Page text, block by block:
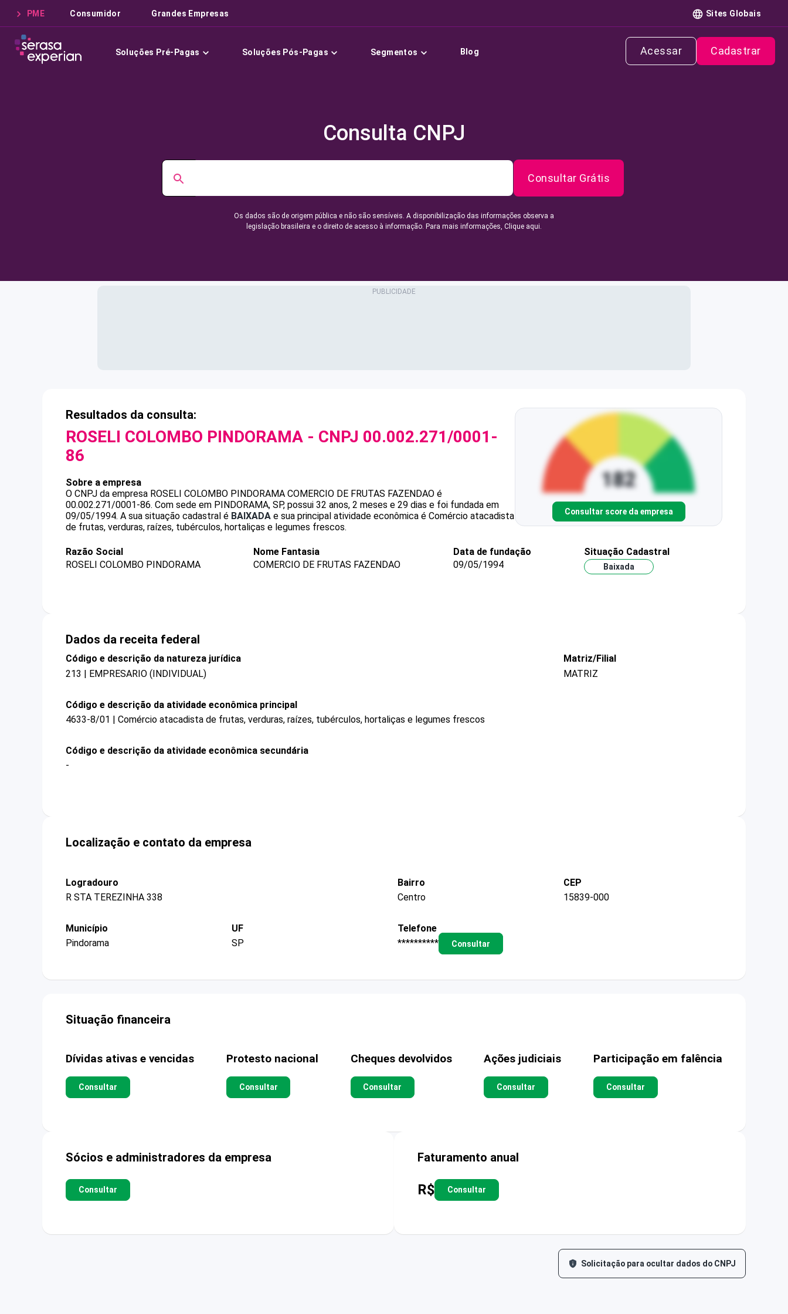
PME Consumidor Grandes Empresas Sites Globais
Soluções Pré-Pagas Soluções Pós-Pagas Segmentos Blog Acessar Cadastrar
Consulta CNPJ
Consultar Grátis
Os dados são de origem pública e não são sensíveis. A disponibilização das informações observa a
legislação brasileira e o direito de acesso à informação. Para mais informações, Clique aqui.
Resultados da consulta:
ROSELI COLOMBO PINDORAMA - CNPJ 00.002.271/0001-
86
Sobre a empresa
O CNPJ da empresa ROSELI COLOMBO PINDORAMA COMERCIO DE FRUTAS FAZENDAO é
00.002.271/0001-86. Com sede em PINDORAMA, SP, possui 32 anos, 2 meses e 29 dias e foi fundada em
09/05/1994. A sua situação cadastral é BAIXADA e sua principal atividade econômica é Comércio atacadista
de frutas, verduras, raízes, tubérculos, hortaliças e legumes frescos.
Consultar score da empresa
Razão Social
ROSELI COLOMBO PINDORAMA
Nome Fantasia
COMERCIO DE FRUTAS FAZENDAO
Data de fundação
09/05/1994
Situação Cadastral
Baixada
Dados da receita federal
Código e descrição da natureza jurídica
213 | EMPRESARIO (INDIVIDUAL)
Matriz/Filial
MATRIZ
Código e descrição da atividade econômica principal
4633-8/01 | Comércio atacadista de frutas, verduras, raízes, tubérculos, hortaliças e legumes frescos
Código e descrição da atividade econômica secundária
-
Localização e contato da empresa
Logradouro
R STA TEREZINHA 338
Bairro
Centro
CEP
15839-000
Município
Pindorama
UF
SP
Telefone
**********
Consultar
Situação financeira
Dívidas ativas e vencidas
Consultar
Protesto nacional
Consultar
Cheques devolvidos
Consultar
Ações judiciais
Consultar
Participação em falência
Consultar
Sócios e administradores da empresa
Consultar
Faturamento anual
R$ Consultar
Solicitação para ocultar dados do CNPJ